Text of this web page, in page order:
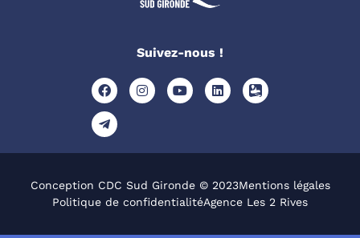
Suivez-nous !
Conception CDC Sud Gironde © 2023Mentions légales
Politique de confidentialitéAgence Les 2 Rives